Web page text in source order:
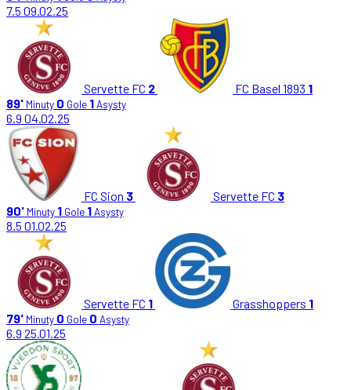
7.5 09.02.25
Servette FC 2 FC Basel 1893 1
89' Minuty 0 Gole 1Asysty
6.9 04.02.25
FC Sion 3 Servette FC 3
90' Minuty 1 Gole 1Asysty
8.5 01.02.25
Servette FC 1 Grasshoppers 1
79' Minuty 0 Gole 0 Asysty
6.9 25.01.25